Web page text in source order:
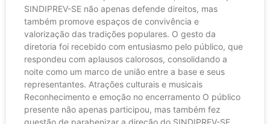
SINDIPREV-SE não apenas defende direitos, mas
também promove espaços de convivência e
valorização das tradições populares. O gesto da
diretoria foi recebido com entusiasmo pelo público, que
respondeu com aplausos calorosos, consolidando a
noite como um marco de união entre a base e seus
representantes. Atrações culturais e musicais
Reconhecimento e emoção no encerramento O público
presente não apenas participou, mas também fez
questão de parabenizar a direção do SINDIPREV-SE